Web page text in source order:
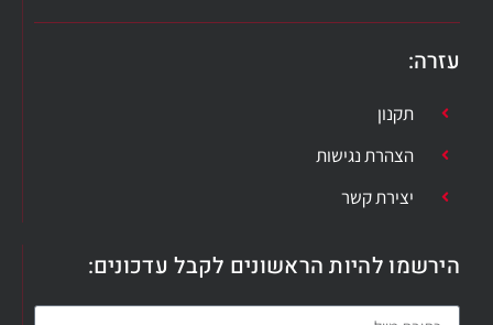
עזרה​:
תקנון
הצהרת נגישות
יצירת קשר
הירשמו להיות הראשונים לקבל עדכונים: